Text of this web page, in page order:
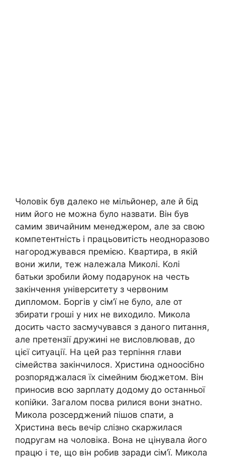
Чоловік був далеко не мільйонер, але й бід
ним його не можна було назвати. Він був
самим звичайним менеджером, але за свою
компетентність і працьовитість неодноразово
нагороджувався премією. Квартира, в якій
вони жили, теж належала Миколі. Колі
батьки зробили йому подарунок на честь
закінчення університету з червоним
дипломом. Боргів у сім’ї не було, але от
збирати гроші у них не виходило. Микола
досить часто засмучувався з даного питання,
але претензії дружині не висловлював, до
цієї ситуації. На цей раз терпіння глави
сімейства закінчилося. Христина одноосібно
розпоряджалася їх сімейним бюджетом. Він
приносив всю зарплату додому до останньої
копійки. Загалом посва рилися вони знатно.
Микола розсерджений пішов спати, а
Христина весь вечір слізно скаржилася
подругам на чоловіка. Вона не цінувала його
працю і те, що він робив заради сім’ї. Микола